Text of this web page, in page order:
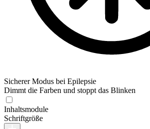
Sicherer Modus bei Epilepsie
Dimmt die Farben und stoppt das Blinken
Inhaltsmodule
Schriftgröße